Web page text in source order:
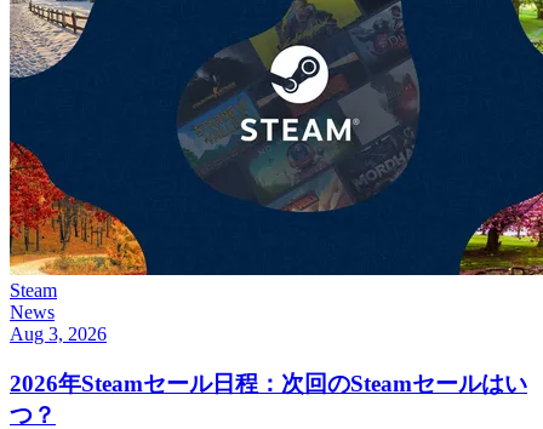
Steam
News
Aug 3, 2026
2026年Steamセール日程：次回のSteamセールはい
つ？